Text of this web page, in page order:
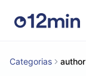
Categorias author